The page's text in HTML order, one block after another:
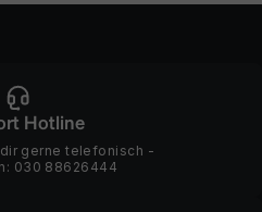
Hotline
gerne telefonisch -
030 88626444